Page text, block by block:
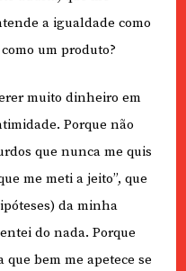
a igualdade como
um produto?
muito dinheiro em
Porque não
que nunca me quis
me meti a jeito”, que
da minha
do nada. Porque
bem me apetece se